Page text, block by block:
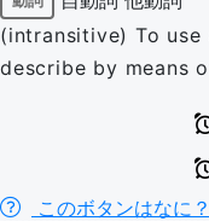
(intransitive) To
describe by means
このボタンはなに？